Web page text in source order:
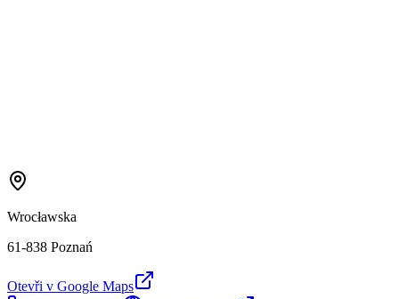
Wrocławska
61-838 Poznań
Otevři v Google Maps